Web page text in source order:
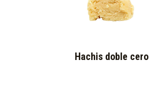
Hachis doble cero